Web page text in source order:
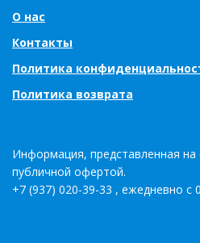
О нас
Контакты
Политика
Политика возврата
Информация, представленная на
публичной офертой.
+7 (937) 020-39-33 , ежедневно с